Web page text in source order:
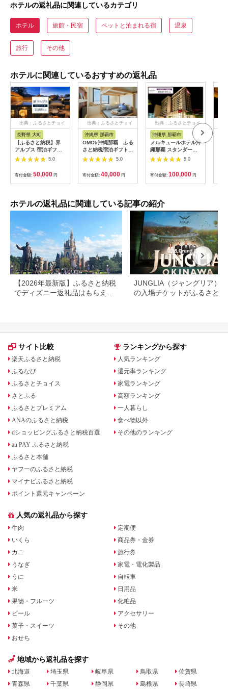
ホテルの返礼品に関連しているカテゴリ
ホテル 旅館・民宿 ペットと泊まれる宿 温泉
旅行 その他
ホテルに関連しているおすすめの返礼品
出典：ふるさとチョイ
長野県 大町
【ふるさと納税】界
アルプス 宿泊ギフト
券（15,000円分）
【星野リゾート】
5.0
寄付金額: 50,000 円
出典：ふるさとチョイ
沖縄県 那覇市
OMO5沖縄那覇 ふる
さと納税宿泊ギフト券
(12,000円)
5.0
寄付金額: 40,000 円
出典：ふるさとチョイ
沖縄県 那覇市
メルキュールホテル沖
縄那覇 スタンダード
ルーム（1泊朝食付き
ペア宿泊券） ★特典
スパークリングワイン
１本★
5.0
寄付金額: 100,000 円
ホテルの返礼品に関連している記事の紹介
【2026年最新版】ふるさと納税
でディズニー返礼品はもらえ
JUNGLIA（ジャングリア）
の入場チケットがふるさと納
サイト比較
楽天ふるさと納税
ふるなび
ふるさとチョイス
さとふる
ふるさとプレミアム
ANAのふるさと納税
dショッピングふるさと納税百選
au PAY ふるさと納税
ふるさと本舗
ヤフーのふるさと納税
マイナビふるさと納税
ポイント還元キャンペーン
ランキングから探す
人気ランキング
還元率ランキング
家電ランキング
高額ランキング
一人暮らし
食べ物以外
その他のランキング
人気の返礼品から探す
牛肉
いくら
カニ
うなぎ
うに
米
果物・フルーツ
ビール
菓子・スイーツ
おせち
定期便
商品券・金券
旅行券
家電・電化製品
自転車
日用品
化粧品
アクセサリー
その他
地域から返礼品を探す
北海道
青森県
埼玉県
千葉県
岐阜県
静岡県
鳥取県
島根県
佐賀県
長崎県